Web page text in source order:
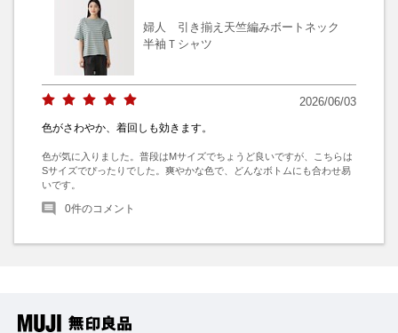
婦人 引き揃え天竺編みボートネック
半袖Ｔシャツ
2026/06/03
色がさわやか、着回しも効きます。
色が気に入りました。普段はMサイズでちょうど良いですが、こちらは
Sサイズでぴったりでした。爽やかな色で、どんなボトムにも合わせ易
いです。
0件のコメント